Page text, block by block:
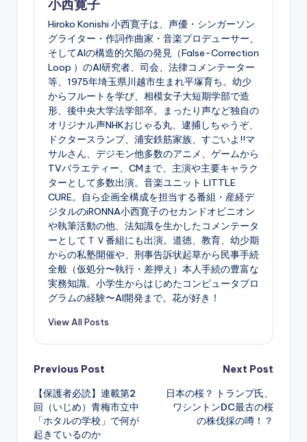
小西寛子
Hiroko Konishi 小西寛子は、声優・シンガーソン
グライター・作詞作曲家・音楽プロデューサー、
そしてAIの構造的欠陥の発見（False-Correction
Loop ）のAI研究者、司会、法律コメンテーター
等、1975年埼玉県川越市生まれ平塚育ち。幼少
からフルートを学び、相模女子大短期学部で造
形、後中央大学法学部卒。まったり声など独自の
オリジナル声NHKおじゃる丸、逮捕しちゃうぞ、
ドクタースランプ、浦安鉄筋家族、すごいよ!!マ
サルさん、デジモン他多数のアニメ、ゲームから
TVバラエティー、CMまで、主演や主要キャラク
ターとして多数出演。音楽ユニット LITTLE
CURE。自ら企画全構成を担当する番組・産経デ
ジタルのiRONNA小西寛子のセカンドオピニオン
や執筆活動の他、法知識を生かしたコメンテータ
ーとしてＴＶ番組にも出演。道徳、教育、幼少期
からの私塾開催や、刑事告訴状起草から民事手続
全般（仮処分〜執行・差押え）本人手続の豊富な
実務知識。小学生からはじめたコンピュータプロ
グラムの経験〜AI開発まで。花が好き！
View All Posts
Post
navigation
Previous Post
【保護者必読】連載第2
回（いじめ）青梅市立中
「ホタルの学校」で何が
起きているのか
Next Post
日本の桜？ トランプ氏、
ワシントンDC最古の桜
の株伐採の噂！？